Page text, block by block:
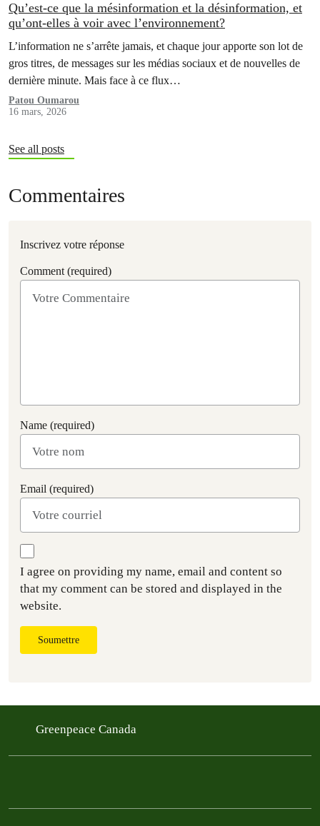
Qu’est-ce que la mésinformation et la désinformation, et
qu’ont-elles à voir avec l’environnement?
L’information ne s’arrête jamais, et chaque jour apporte son lot de
gros titres, de messages sur les médias sociaux et de nouvelles de
dernière minute. Mais face à ce flux…
Patou Oumarou
16 mars, 2026
See all posts
Commentaires
Inscrivez votre réponse
Comment (required)
Name (required)
Email (required)
I agree on providing my name, email and content so
that my comment can be stored and displayed in the
website.
Soumettre
Greenpeace Canada